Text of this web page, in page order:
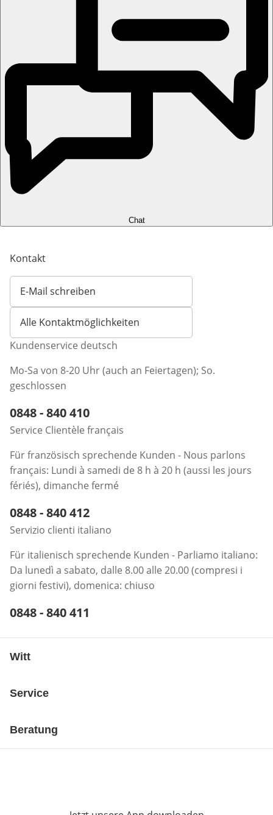
Chat
Kontakt
E-Mail schreiben
Öffnet E-Mail-Client
Alle Kontaktmöglichkeiten
Kundenservice deutsch
Mo-Sa von 8-20 Uhr (auch an Feiertagen); So.
geschlossen
Telefonnummer:
0848 - 840 410
Service Clientèle français
Für französisch sprechende Kunden - Nous parlons
français: Lundi à samedi de 8 h à 20 h (aussi les jours
fériés), dimanche fermé
Telefonnummer:
0848 - 840 412
Servizio clienti italiano
Für italienisch sprechende Kunden - Parliamo italiano:
Da lunedì a sabato, dalle 8.00 alle 20.00 (compresi i
giorni festivi), domenica: chiuso
Telefonnummer:
0848 - 840 411
Witt
Service
Beratung